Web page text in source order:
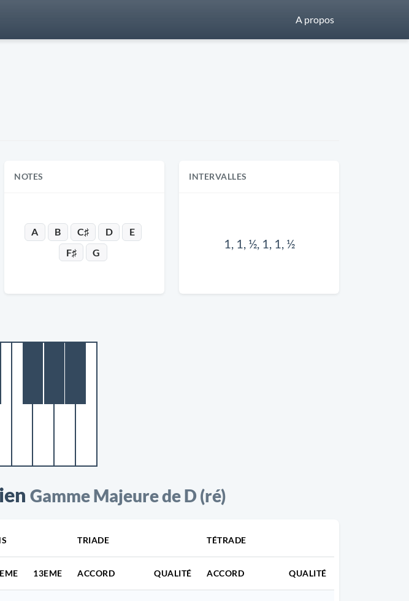
A propos
NOTES
A B C♯ D
E
F♯
G
INTERVALLES
1, 1, ½, 1, 1, ½
Gamme Majeure de D (ré)
TRIADE TÉTRADE
13EME ACCORD QUALITÉ ACCORD QUALITÉ